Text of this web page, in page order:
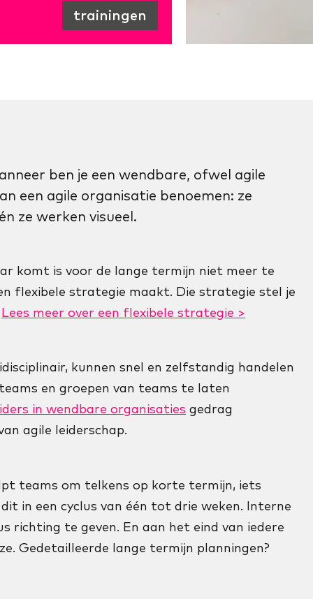
trainingen
ben je een wendbare, ofwel agile
een agile organisatie benoemen: ze
ze werken visueel.
komt is voor de lange termijn niet meer te
flexibele strategie maakt. Die strategie stel je
Lees meer over een flexibele strategie >
kunnen snel en zelfstandig handelen
en groepen van teams te laten
in wendbare organisaties gedrag
agile leiderschap.
teams om telkens op korte termijn, iets
in een cyclus van één tot drie weken. Interne
richting te geven. En aan het eind van iedere
Gedetailleerde lange termijn planningen?